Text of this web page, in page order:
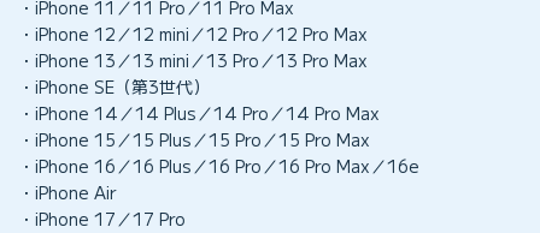
・iPhone 11／11 Pro／11 Pro Max
・iPhone 12／12 mini／12 Pro／12 Pro Max
・iPhone 13／13 mini／13 Pro／13 Pro Max
・iPhone SE（第3世代）
・iPhone 14／14 Plus／14 Pro／14 Pro Max
・iPhone 15／15 Plus／15 Pro／15 Pro Max
・iPhone 16／16 Plus／16 Pro／16 Pro Max／16e
・iPhone Air
・iPhone 17／17 Pro